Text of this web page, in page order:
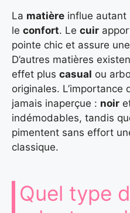
La matière influe autant
le confort. Le cuir
pointe chic et assure
D’autres matières
effet plus casual ou
originales. L’importance
jamais inaperçue : noir
indémodables, tandis
pimentent sans effort
classique.
Quel type